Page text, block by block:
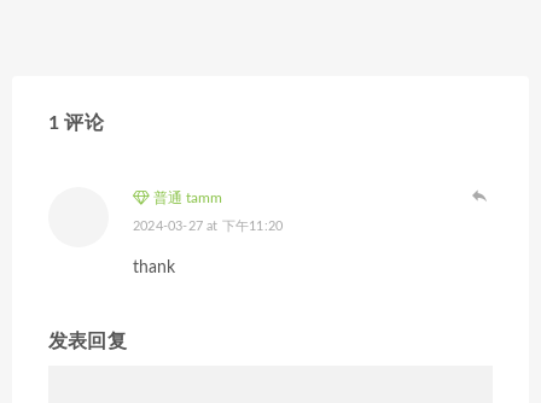
1 评论
普通 tamm
2024-03-27 at 下午11:20
thank
发表回复